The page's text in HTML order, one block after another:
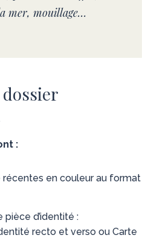
mer, mouillage…
:
récentes en couleur au format
pièce d’identité :
recto et verso ou Carte